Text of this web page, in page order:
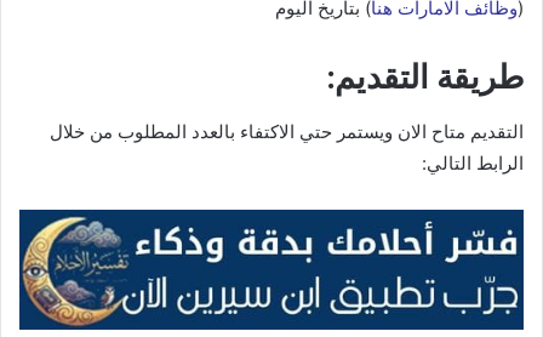
(وظائف الامارات هنا) بتاريخ اليوم
طريقة التقديم:
التقديم متاح الان ويستمر حتي الاكتفاء بالعدد المطلوب من خلال
الرابط التالي: